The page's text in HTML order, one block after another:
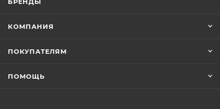
КОМПАНИЯ
ПОКУПАТЕЛЯМ
ПОМОЩЬ